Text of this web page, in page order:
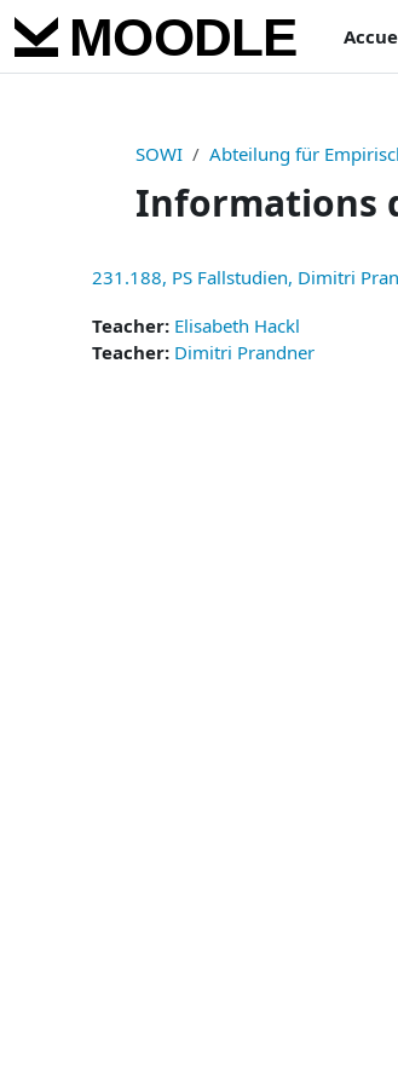
Passer au contenu principal
SOWI Abteilung für
Informations
231.188, PS Fallstudien, Dimitri
Teacher: Elisabeth Hackl
Teacher: Dimitri Prandner